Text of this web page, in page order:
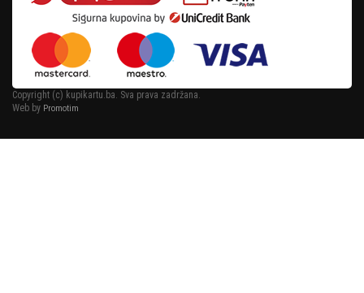
Copyright (c) kupikartu.ba. Sva prava zadržana.
Web by Promotim